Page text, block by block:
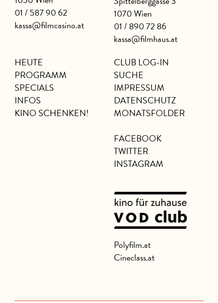
01 / 587 90 62
kassa@filmcasino.at
1070 Wien
01 / 890 72 86
kassa@filmhaus.at
HEUTE
PROGRAMM
SPECIALS
INFOS
KINO SCHENKEN!
CLUB LOG-IN
SUCHE
IMPRESSUM
DATENSCHUTZ
MONATSFOLDER
FACEBOOK
TWITTER
INSTAGRAM
Polyfilm.at
Cineclass.at